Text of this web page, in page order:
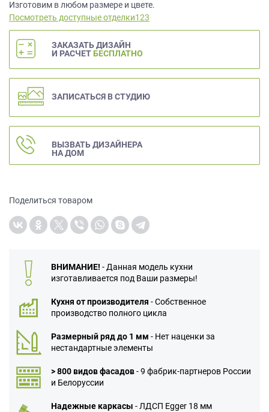
Изготовим в любом размере и цвете.
Посмотреть доступные отделки123
ЗАКАЗАТЬ ДИЗАЙН
И РАСЧЕТ БЕСПЛАТНО
ЗАПИСАТЬСЯ В СТУДИЮ
ВЫЗВАТЬ ДИЗАЙНЕРА
НА ДОМ
Поделиться товаром
ВНИМАНИЕ! - Данная модель кухни
изготавливается под Ваши размеры!
Кухня от производителя - Собственное
производство полного цикла
Размерный ряд до 1 мм - Нет наценки за
нестандартные элементы
> 800 видов фасадов- 9 фабрик-партнеров России
и Белоруссии
Надежные каркасы - ЛДСП Egger 18 мм
данных.